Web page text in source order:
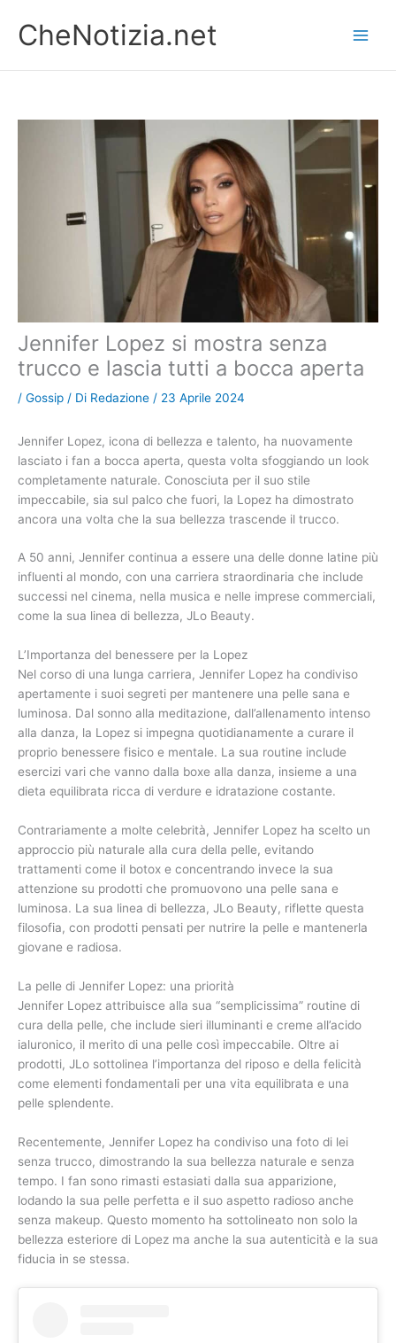
contenuto
CheNotizia.net
Jennifer Lopez si mostra senza
trucco e lascia tutti a bocca aperta
/ Gossip / Di Redazione / 23 Aprile 2024
Jennifer Lopez, icona di bellezza e talento, ha nuovamente
lasciato i fan a bocca aperta, questa volta sfoggiando un look
completamente naturale. Conosciuta per il suo stile
impeccabile, sia sul palco che fuori, la Lopez ha dimostrato
ancora una volta che la sua bellezza trascende il trucco.
A 50 anni, Jennifer continua a essere una delle donne latine più
influenti al mondo, con una carriera straordinaria che include
successi nel cinema, nella musica e nelle imprese commerciali,
come la sua linea di bellezza, JLo Beauty.
L’Importanza del benessere per la Lopez
Nel corso di una lunga carriera, Jennifer Lopez ha condiviso
apertamente i suoi segreti per mantenere una pelle sana e
luminosa. Dal sonno alla meditazione, dall’allenamento intenso
alla danza, la Lopez si impegna quotidianamente a curare il
proprio benessere fisico e mentale. La sua routine include
esercizi vari che vanno dalla boxe alla danza, insieme a una
dieta equilibrata ricca di verdure e idratazione costante.
Contrariamente a molte celebrità, Jennifer Lopez ha scelto un
approccio più naturale alla cura della pelle, evitando
trattamenti come il botox e concentrando invece la sua
attenzione su prodotti che promuovono una pelle sana e
luminosa. La sua linea di bellezza, JLo Beauty, riflette questa
filosofia, con prodotti pensati per nutrire la pelle e mantenerla
giovane e radiosa.
La pelle di Jennifer Lopez: una priorità
Jennifer Lopez attribuisce alla sua “semplicissima” routine di
cura della pelle, che include sieri illuminanti e creme all’acido
ialuronico, il merito di una pelle così impeccabile. Oltre ai
prodotti, JLo sottolinea l’importanza del riposo e della felicità
come elementi fondamentali per una vita equilibrata e una
pelle splendente.
Recentemente, Jennifer Lopez ha condiviso una foto di lei
senza trucco, dimostrando la sua bellezza naturale e senza
tempo. I fan sono rimasti estasiati dalla sua apparizione,
lodando la sua pelle perfetta e il suo aspetto radioso anche
senza makeup. Questo momento ha sottolineato non solo la
bellezza esteriore di Lopez ma anche la sua autenticità e la sua
fiducia in se stessa.